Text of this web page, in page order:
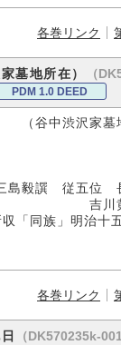
各巻リンク
墓地所在）
（
PDM 1.0 DEED
渋沢家墓地
毅譔 従五位
雲
同族」明治十五
各巻リンク
（DK570235k-